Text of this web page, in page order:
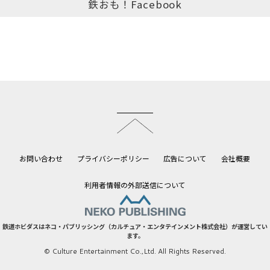
鉄おも！Facebook
お問い合わせ プライバシーポリシー 広告について 会社概要
利用者情報の外部送信について
鉄道ホビダスはネコ・パブリッシング（カルチュア・エンタテインメント株式会社）が運営してい
ます。
© Culture Entertainment Co.,Ltd. All Rights Reserved.